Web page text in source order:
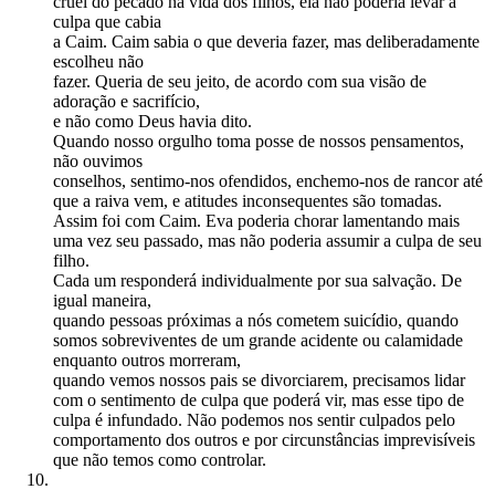
culpa que cabia
a Caim. Caim sabia o que deveria fazer, mas deliberadamente
escolheu não
fazer. Queria de seu jeito, de acordo com sua visão de
adoração e sacrifício,
e não como Deus havia dito.
Quando nosso orgulho toma posse de nossos pensamentos,
não ouvimos
conselhos, sentimo-nos ofendidos, enchemo-nos de rancor até
que a raiva vem, e atitudes inconsequentes são tomadas.
Assim foi com Caim. Eva poderia chorar lamentando mais
uma vez seu passado, mas não poderia assumir a culpa de seu
filho.
Cada um responderá individualmente por sua salvação. De
igual maneira,
quando pessoas próximas a nós cometem suicídio, quando
somos sobreviventes de um grande acidente ou calamidade
enquanto outros morreram,
quando vemos nossos pais se divorciarem, precisamos lidar
com o sentimento de culpa que poderá vir, mas esse tipo de
culpa é infundado. Não podemos nos sentir culpados pelo
comportamento dos outros e por circunstâncias imprevisíveis
que não temos como controlar.